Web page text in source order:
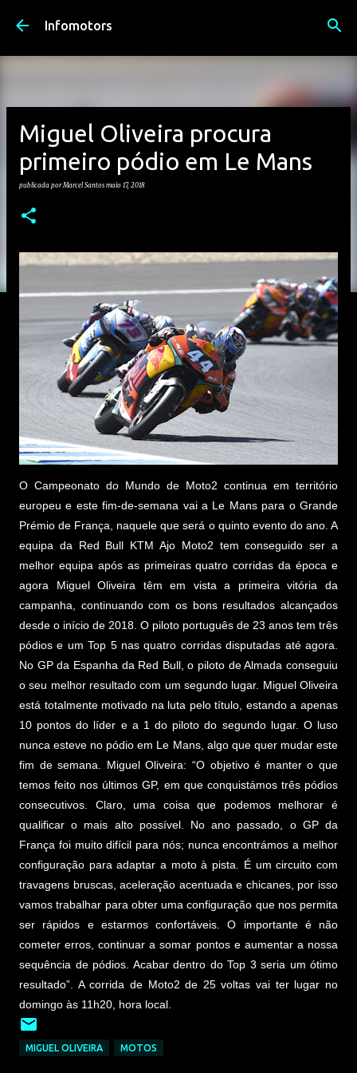
Avançar para o conteúdo principal
Infomotors
Miguel Oliveira procura
primeiro pódio em Le Mans
publicada porMarcel Santos maio 17, 2018
O Campeonato do Mundo de Moto2 continua em território
europeu e este fim-de-semana vai a Le Mans para o Grande
Prémio de França, naquele que será o quinto evento do ano. A
equipa da Red Bull KTM Ajo Moto2 tem conseguido ser a
melhor equipa após as primeiras quatro corridas da época e
agora Miguel Oliveira têm em vista a primeira vitória da
campanha, continuando com os bons resultados alcançados
desde o início de 2018. O piloto português de 23 anos tem três
pódios e um Top 5 nas quatro corridas disputadas até agora.
No GP da Espanha da Red Bull, o piloto de Almada conseguiu
o seu melhor resultado com um segundo lugar. Miguel Oliveira
está totalmente motivado na luta pelo título, estando a apenas
10 pontos do líder e a 1 do piloto do segundo lugar. O luso
nunca esteve no pódio em Le Mans, algo que quer mudar este
fim de semana. Miguel Oliveira: “O objetivo é manter o que
temos feito nos últimos GP, em que conquistámos três pódios
consecutivos. Claro, uma coisa que podemos melhorar é
qualificar o mais alto possível. No ano passado, o GP da
França foi muito difícil para nós; nunca encontrámos a melhor
configuração para adaptar a moto à pista. É um circuito com
travagens bruscas, aceleração acentuada e chicanes, por isso
vamos trabalhar para obter uma configuração que nos permita
ser rápidos e estarmos confortáveis. O importante é não
cometer erros, continuar a somar pontos e aumentar a nossa
sequência de pódios. Acabar dentro do Top 3 seria um ótimo
resultado”. A corrida de Moto2 de 25 voltas vai ter lugar no
domingo às 11h20, hora local.
MIGUEL OLIVEIRA MOTOS